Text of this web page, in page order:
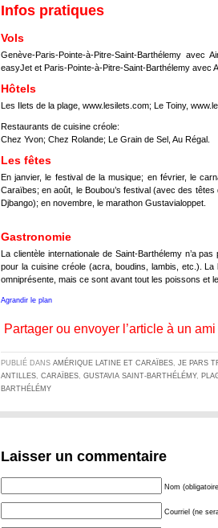
Infos pratiques
Vols
Genève-Paris-Pointe-à-Pitre-Saint-Barthélemy avec
easyJet et Paris-Pointe-à-Pitre-Saint-Barthélemy avec
Hôtels
Les Ilets de la plage, www.lesilets.com; Le Toiny,
Restaurants de cuisine créole:
Chez Yvon; Chez Rolande; Le Grain de Sel, Au Régal.
Les fêtes
En janvier, le festival de la musique; en février, le
Caraïbes; en août, le Boubou’s festival (avec des têtes
Djbango); en novembre, le marathon Gustavialoppet.
Gastronomie
La clientèle internationale de Saint-Barthélemy n’a
pour la cuisine créole (acra, boudins, lambis, etc.).
omniprésente, mais ce sont avant tout les poissons et
Agrandir le plan
Partager ou envoyer l’article à un ami
PUBLIÉ DANS AMÉRIQUE LATINE ET CARAÏBES, JE PARS
ANTILLES, CARAÏBES, GUSTAVIA SAINT-BARTHÉLÉMY,
BARTHÉLÉMY
Laisser un commentaire
Nom
Courriel (ne